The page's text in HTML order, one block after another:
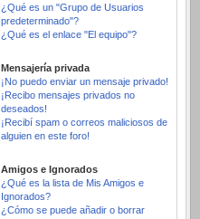
¿Qué es un "Grupo de Usuarios
predeterminado"?
¿Qué es el enlace "El equipo"?
Mensajería privada
¡No puedo enviar un mensaje privado!
¡Recibo mensajes privados no
deseados!
¡Recibí spam o correos maliciosos de
alguien en este foro!
Amigos e Ignorados
¿Qué es la lista de Mis Amigos e
Ignorados?
¿Cómo se puede añadir o borrar